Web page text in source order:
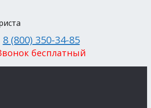
8 (800) 350-34-85
бесплатный